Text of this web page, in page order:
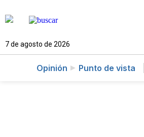
7 de agosto de 2026
Opinión Punto de vista